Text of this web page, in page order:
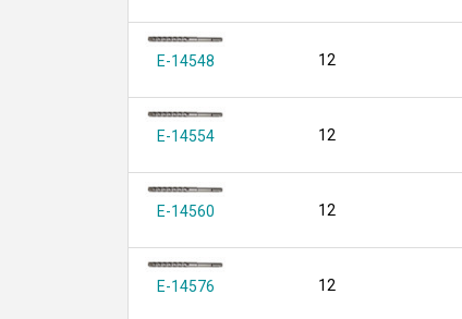
E-14548 12
E-14554 12
E-14560 12
E-14576 12